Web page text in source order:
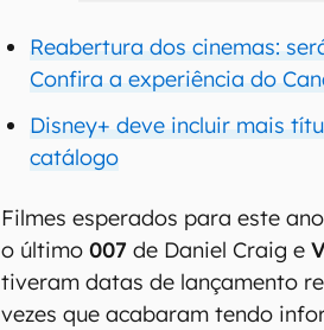
Reabertura dos cinemas:
Confira a experiência do
Disney+ deve incluir mais
catálogo
Filmes esperados para este
o último007de Daniel Craig e
tiveram datas de lançamento
vezes que acabaram tendo